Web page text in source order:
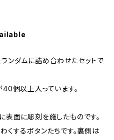
ンダムに詰め合わせたセットで
個以上入っています。
表面に彫刻を施したものです。
くするボタンたちです。裏側は